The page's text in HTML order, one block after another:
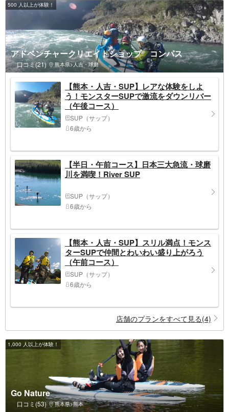
500 人以上が体験！
アドベンチャークリエイトショップ コンパス
口コミ(21) 熊本県>人吉・球磨
【熊本・人吉・SUP】レアな体験をしよ
う！モンスターSUPで激流をダウンリバー
（午後コース）
SUP（サップ）
6歳から
【半日・午前コース】日本三大急流・球磨
川を満喫！River SUP
SUP（サップ）
6歳から
【熊本・人吉・SUP】スリル満点！モンス
ターSUPで仲間とわいわい盛り上がろう
（午前コース）
SUP（サップ）
6歳から
店舗のプランをすべて見る(4)
1,000 人以上が体験！
Go Nature
口コミ(53) 熊本県>熊本